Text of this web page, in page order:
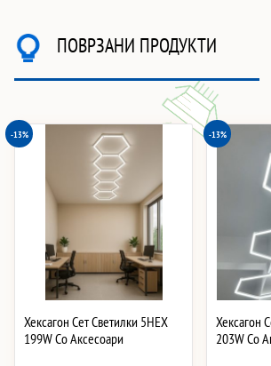
ПОВРЗАНИ ПРОДУКТИ
-13%
Хексагон Сет Светилки 5HEX
199W Со Аксесоари
-13%
Хексагон
203W Со